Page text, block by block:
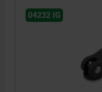
04232 IG